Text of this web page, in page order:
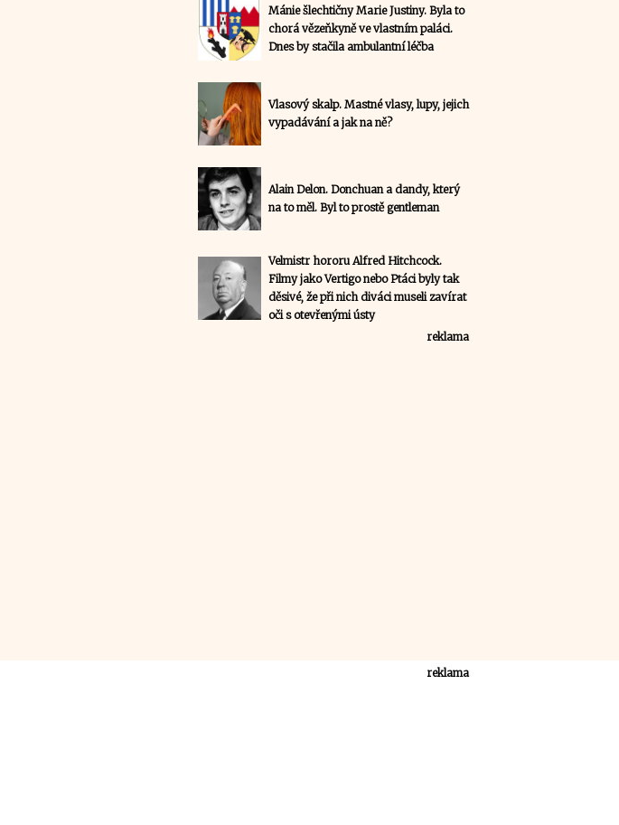
Mánie šlechtičny Marie Justiny. Byla to
chorá vězeňkyně ve vlastním paláci.
Dnes by stačila ambulantní léčba
Vlasový skalp. Mastné vlasy, lupy, jejich
vypadávání a jak na ně?
Alain Delon. Donchuan a dandy, který
na to měl. Byl to prostě gentleman
Velmistr hororu Alfred Hitchcock.
Filmy jako Vertigo nebo Ptáci byly tak
děsivé, že při nich diváci museli zavírat
oči s otevřenými ústy
reklama
reklama